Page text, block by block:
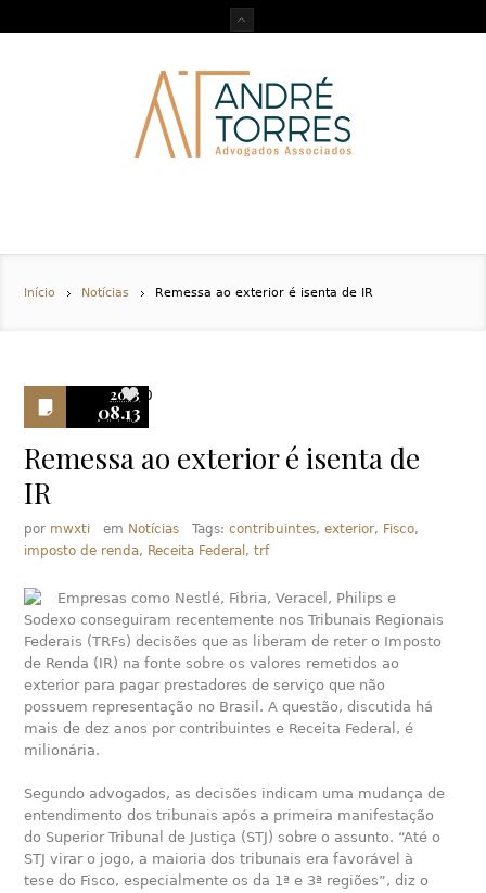
Início Notícias Remessa ao exterior é isenta de IR
2013
08.13
0
Remessa ao exterior é isenta de
IR
por mwxti em Notícias Tags:contribuintes,exterior, Fisco,
imposto de renda, Receita Federal ,trf
Empresas como Nestlé, Fibria, Veracel, Philips e
Sodexo conseguiram recentemente nos Tribunais Regionais
Federais (TRFs) decisões que as liberam de reter o Imposto
de Renda (IR) na fonte sobre os valores remetidos ao
exterior para pagar prestadores de serviço que não
possuem representação no Brasil. A questão, discutida há
mais de dez anos por contribuintes e Receita Federal, é
milionária.
Segundo advogados, as decisões indicam uma mudança de
entendimento dos tribunais após a primeira manifestação
do Superior Tribunal de Justiça (STJ) sobre o assunto. “Até o
STJ virar o jogo, a maioria dos tribunais era favorável à
tese do Fisco, especialmente os da 1ª e 3ª regiões”, diz o